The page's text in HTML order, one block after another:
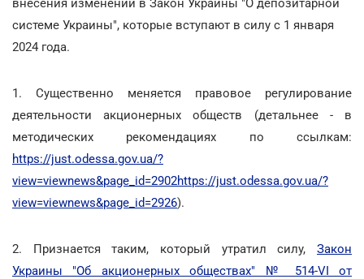
внесения изменений в Закон Украины "О депозитарной
системе Украины", которые вступают в силу с 1 января
2024 года.
1. Существенно меняется правовое регулирование
деятельности акционерных обществ (детальнее - в
методических рекомендациях по ссылкам:
https://just.odessa.gov.ua/?
view=viewnews&page_id=2902https://just.odessa.gov.ua/?
view=viewnews&page_id=2926).
2. Признается таким, который утратил силу, Закон
Украины "Об акционерных обществах" № 514-VI от